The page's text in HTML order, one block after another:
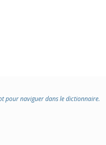
pour naviguer dans le dictionnaire.